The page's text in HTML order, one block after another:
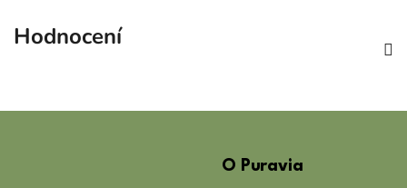
Hodnocení
O Puravia